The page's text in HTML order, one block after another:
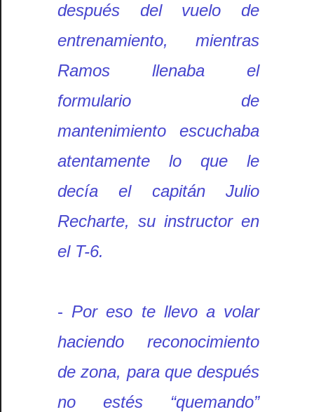
después del vuelo de
entrenamiento, mientras
Ramos llenaba el
formulario de
mantenimiento escuchaba
atentamente lo que le
decía el capitán Julio
Recharte, su instructor en
el T-6.
- Por eso te llevo a volar
haciendo reconocimiento
de zona, para que después
no estés “quemando”